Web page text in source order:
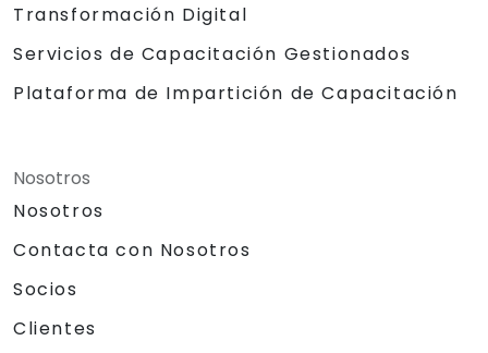
Transformación Digital
Servicios de Capacitación Gestionados
Plataforma de Impartición de Capacitación
Nosotros
Nosotros
Contacta con Nosotros
Socios
Clientes